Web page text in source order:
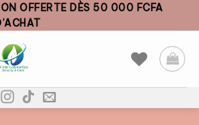
OFFERTE DÈS 50 000 FCFA